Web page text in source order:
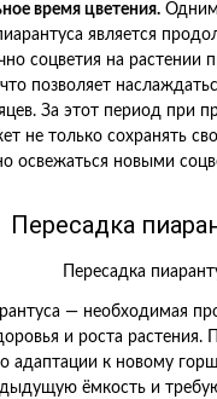
время цветения. Одним
является
соцветия на растении
позволяет
За этот период при
не только сохранять
освежаться новыми
Пересадка
— необходимая
и роста растения.
адаптации к новому
ёмкость и